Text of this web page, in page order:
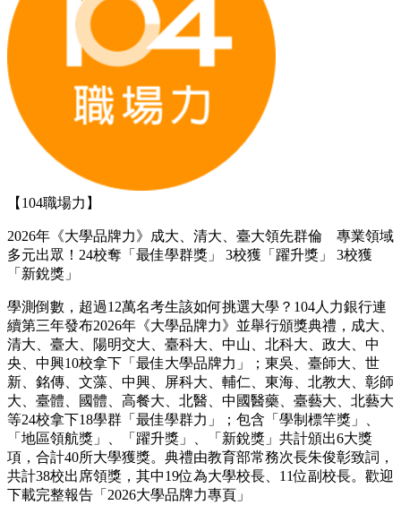
【104職場力】
2026年《大學品牌力》成大、清大、臺大領先群倫 專業領域
多元出眾！24校奪「最佳學群獎」 3校獲「躍升獎」 3校獲
「新銳獎」
學測倒數，超過12萬名考生該如何挑選大學？104人力銀行連
續第三年發布2026年《大學品牌力》並舉行頒獎典禮，成大、
清大、臺大、陽明交大、臺科大、中山、北科大、政大、中
央、中興10校拿下「最佳大學品牌力」；東吳、臺師大、世
新、銘傳、文藻、中興、屏科大、輔仁、東海、北教大、彰師
大、臺體、國體、高餐大、北醫、中國醫藥、臺藝大、北藝大
等24校拿下18學群「最佳學群力」；包含「學制標竿獎」、
「地區領航獎」、「躍升獎」、「新銳獎」共計頒出6大獎
項，合計40所大學獲獎。典禮由教育部常務次長朱俊彰致詞，
共計38校出席領獎，其中19位為大學校長、11位副校長。歡迎
下載完整報告「2026大學品牌力專頁」